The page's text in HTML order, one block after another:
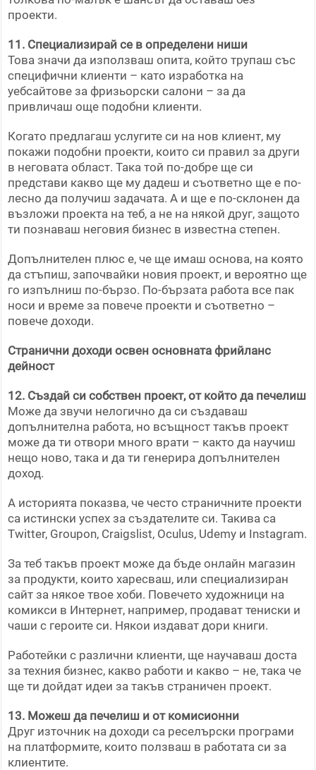
проекти.
11. Специализирай се в определени ниши
Това значи да използваш опита, който трупаш със
специфични клиенти – като изработка на
уебсайтове за фризьорски салони – за да
привличаш още подобни клиенти.
Когато предлагаш услугите си на нов клиент, му
покажи подобни проекти, които си правил за други
в неговата област. Така той по-добре ще си
представи какво ще му дадеш и съответно ще е по-
лесно да получиш задачата. А и ще е по-склонен да
възложи проекта на теб, а не на някой друг, защото
ти познаваш неговия бизнес в известна степен.
Допълнителен плюс е, че ще имаш основа, на която
да стъпиш, започвайки новия проект, и вероятно ще
го изпълниш по-бързо. По-бързата работа все пак
носи и време за повече проекти и съответно –
повече доходи.
Странични доходи освен основната фрийланс
дейност
12. Създай си собствен проект, от който да печелиш
Може да звучи нелогично да си създаваш
допълнителна работа, но всъщност такъв проект
може да ти отвори много врати – както да научиш
нещо ново, така и да ти генерира допълнителен
доход.
А историята показва, че често страничните проекти
са истински успех за създателите си. Такива са
Twitter, Groupon, Craigslist, Oculus, Udemy и Instagram.
За теб такъв проект може да бъде онлайн магазин
за продукти, които харесваш, или специализиран
сайт за някое твое хоби. Повечето художници на
комикси в Интернет, например, продават тениски и
чаши с героите си. Някои издават дори книги.
Работейки с различни клиенти, ще научаваш доста
за техния бизнес, какво работи и какво – не, така че
ще ти дойдат идеи за такъв страничен проект.
13. Можеш да печелиш и от комисионни
Друг източник на доходи са реселърски програми
на платформите, които ползваш в работата си за
клиентите.